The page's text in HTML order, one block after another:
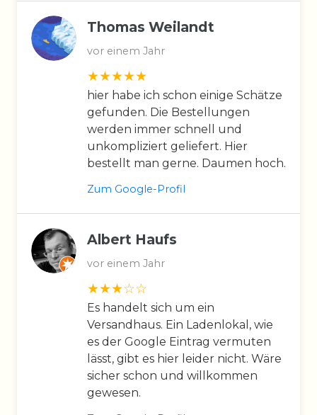
Thomas Weilandt
vor einem Jahr
hier habe ich schon einige Schätze
gefunden. Die Bestellungen
werden immer schnell und
unkompliziert geliefert. Hier
bestellt man gerne. Daumen hoch.
Zum Google-Profil
Albert Haufs
vor einem Jahr
Es handelt sich um ein
Versandhaus. Ein Ladenlokal, wie
es der Google Eintrag vermuten
lässt, gibt es hier leider nicht. Wäre
sicher schon und willkommen
gewesen.